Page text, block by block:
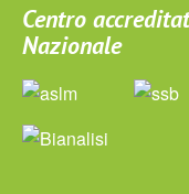
Centro
Nazionale